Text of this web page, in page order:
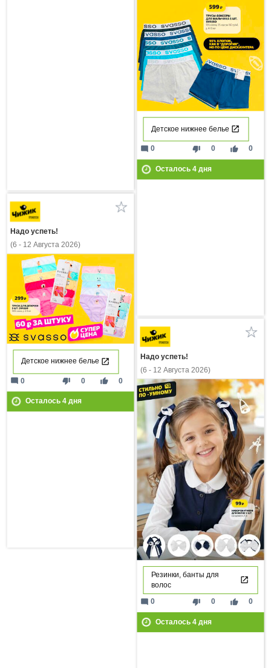
Детское нижнее белье
thumb_down 0 thumb_up 0
mode_comment 0
Осталось 4дня
Надо успеть!
(6 - 12 Августа 2026)
Детское нижнее белье
thumb_down 0 thumb_up 0
mode_comment 0
Осталось 4дня
Надо успеть!
(6 - 12 Августа 2026)
Резинки, банты для
волос
thumb_down 0 thumb_up 0
mode_comment 0
Осталось 4дня